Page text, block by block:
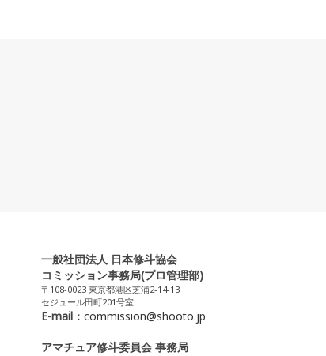
一般社団法人 日本修斗協会
コミッション事務局(プロ管理部)
〒108-0023 東京都港区芝浦2-14-13
セジュール田町201号室
E-mail： commission@shooto.jp
アマチュア修斗委員会 事務局